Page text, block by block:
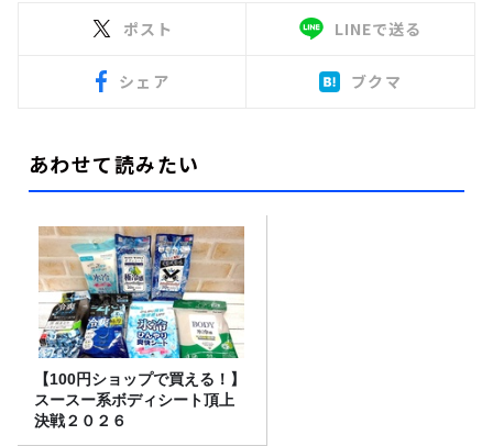
ポスト LINEで送る
シェア ブクマ
あわせて読みたい
【100円ショップで買える！】
スースー系ボディシート頂上
決戦２０２６